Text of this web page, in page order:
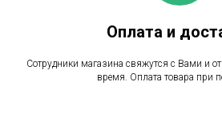
Оплата и
Сотрудники магазина свяжутся с Вами и
время. Оплата товара при